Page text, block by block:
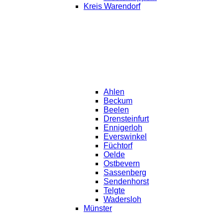
Kreis Warendorf
Ahlen
Beckum
Beelen
Drensteinfurt
Ennigerloh
Everswinkel
Füchtorf
Oelde
Ostbevern
Sassenberg
Sendenhorst
Telgte
Wadersloh
Münster